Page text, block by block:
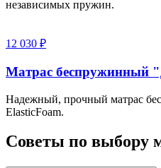
независимых пружин.
12 030 ₽
Матрас беспружинный
Надежный, прочный матрас
ElasticFoam.
Советы по выбору